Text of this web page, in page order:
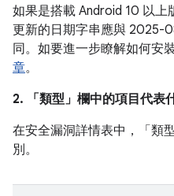
如果是搭載 Android 10 以
更新的日期字串應與 2025-
同。如要進一步瞭解如何安
章。
2. 「類型」 欄中的項目代表
在安全漏洞詳情表中，「類型
別。